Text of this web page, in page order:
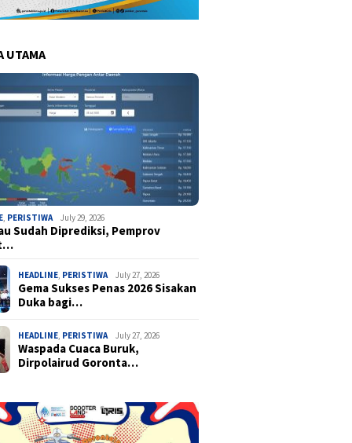
UTAMA
, PERISTIWA July 29, 2026
Sudah Diprediksi, Pemprov
HEADLINE, PERISTIWA July 27, 2026
Gema Sukses Penas 2026 Sisakan
Duka bagi…
HEADLINE, PERISTIWA July 27, 2026
Waspada Cuaca Buruk,
Dirpolairud Goronta…